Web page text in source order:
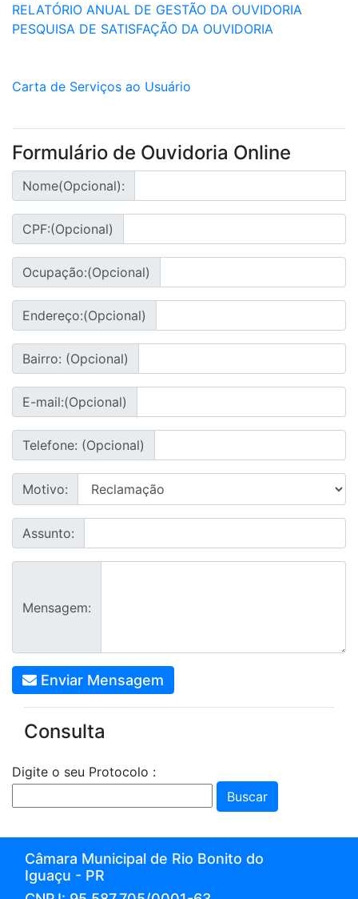
RELATÓRIO ANUAL DE GESTÃO DA OUVIDORIA
PESQUISA DE SATISFAÇÃO DA OUVIDORIA
Carta de Serviços ao Usuário
Formulário de Ouvidoria Online
Nome(Opcional):
CPF:(Opcional)
Ocupação:(Opcional)
Endereço:(Opcional)
Bairro: (Opcional)
E-mail:(Opcional)
Telefone: (Opcional)
Motivo:
Assunto:
Mensagem:
Enviar Mensagem
Consulta
Digite o seu Protocolo :
Buscar
Câmara Municipal de Rio Bonito do
Iguaçu - PR